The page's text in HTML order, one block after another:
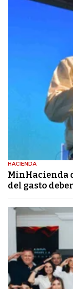
HACIENDA
MinHacienda
del gasto